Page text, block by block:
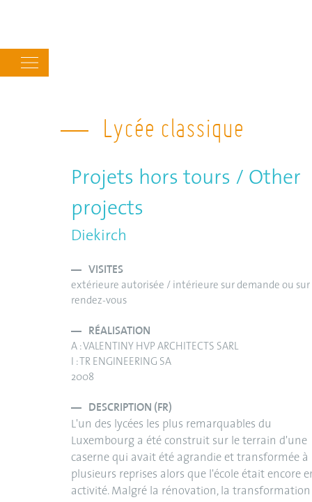
navigation
Lycée classique
Projets hors tours / Other
projects
Diekirch
VISITES
extérieure autorisée / intérieure sur demande ou sur
rendez-vous
RÉALISATION
A : VALENTINY HVP ARCHITECTS SARL
I : TR ENGINEERING SA
2008
DESCRIPTION (FR)
L'un des lycées les plus remarquables du
Luxembourg a été construit sur le terrain d'une
caserne qui avait été agrandie et transformée à
plusieurs reprises alors que l'école était encore
activité. Malgré la rénovation, la